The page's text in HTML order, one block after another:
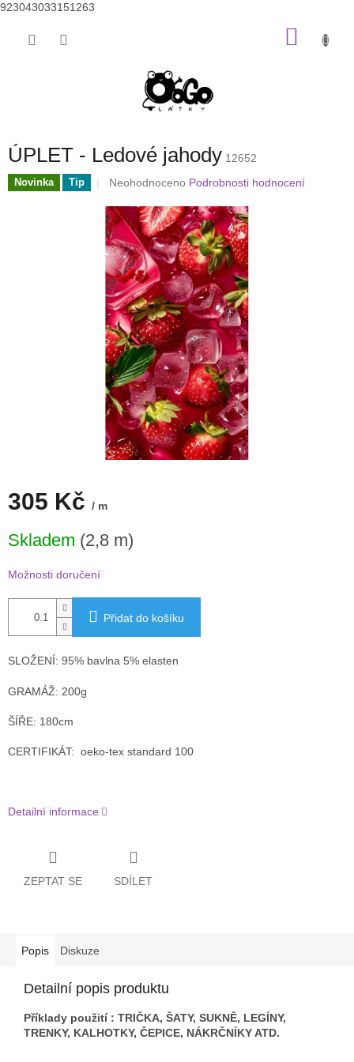
923043033151263
ÚPLET - Ledové jahody 12652
Novinka Tip
Průměrné
produktu
je
0,0
z
5
hvězdiček.
Neohodnoceno Podrobnosti hodnocení
305 Kč / m
cena:
Skladem (2,8 m)
Možnosti doručení
Přidat do košíku
SLOŽENÍ: 95% bavlna 5% elasten
GRAMÁŽ: 200g
ŠÍŘE: 180cm
CERTIFIKÁT: oeko-tex standard 100
Detailní informace
ZEPTAT SE SDÍLET
Popis Diskuze
Detailní popis produktu
Příklady použití : TRIČKA, ŠATY, SUKNĚ, LEGÍNY,
TRENKY, KALHOTKY, ČEPICE, NÁKRČNÍKY ATD.